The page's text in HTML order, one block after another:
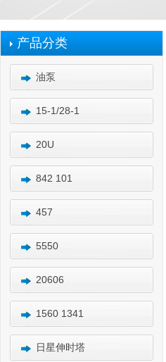
产品分类
油泵
15-1/28-1
20U
842 101
457
5550
20606
1560 1341
日星伸时塔